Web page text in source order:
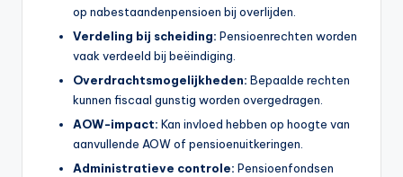
op nabestaandenpensioen bij overlijden.
Verdeling bij scheiding: Pensioenrechten worden
vaak verdeeld bij beëindiging.
Overdrachtsmogelijkheden: Bepaalde rechten
kunnen fiscaal gunstig worden overgedragen.
AOW-impact: Kan invloed hebben op hoogte van
aanvullende AOW of pensioenuitkeringen.
Administratieve controle: Pensioenfondsen